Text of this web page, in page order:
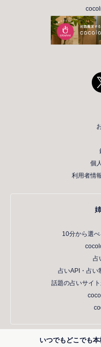
いつでもどこでも本
個
利用者情
10分から選べ
占
占いAPI・占
話題の占いサイ